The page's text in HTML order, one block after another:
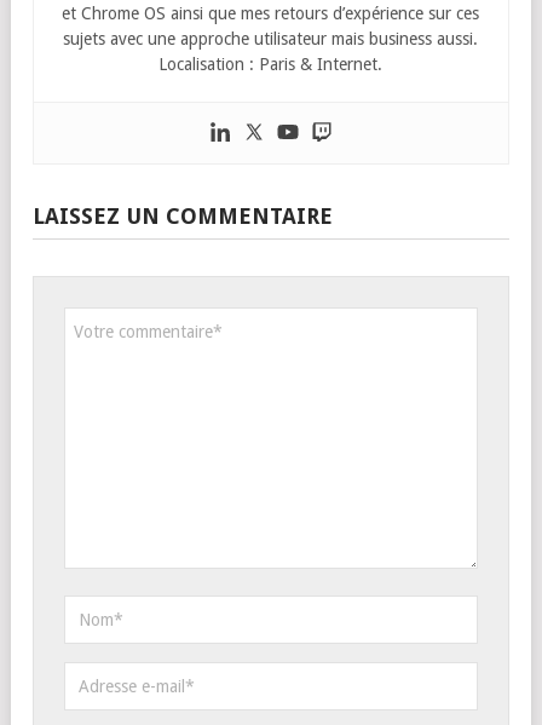
et Chrome OS ainsi que mes retours d’expérience sur ces
sujets avec une approche utilisateur mais business aussi.
Localisation : Paris & Internet.
LAISSEZ UN COMMENTAIRE